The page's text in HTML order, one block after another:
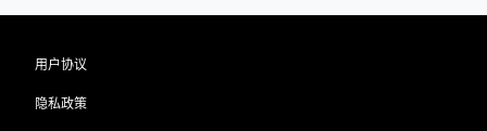
用户协议
隐私政策